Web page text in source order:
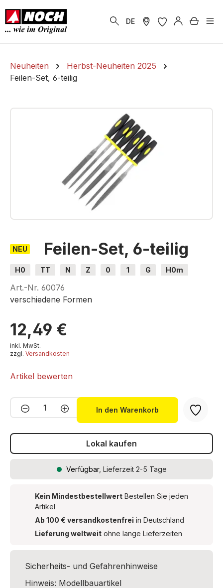
springen
DE
Neuheiten
Herbst-Neuheiten 2025
Feilen-Set, 6-teilig
Bildergalerie überspringen
NEU Feilen-Set, 6-teilig
H0 TT N Z 0 1 G
H0m
H0e
Art.-Nr. 60076
verschiedene Formen
12,49 €
inkl. MwSt.
zzgl. Versandkosten
Artikel bewerten
Produkt Anzahl: Gib den
In den Warenkorb
Lokal kaufen
Verfügbar, Lieferzeit 2-5 Tage
Kein Mindestbestellwert Bestellen Sie jeden
Artikel
Ab 100 € versandkostenfrei in Deutschland
Lieferung weltweit ohne lange Lieferzeiten
Sicherheits- und Gefahrenhinweise
Hinweis: Modellbauartikel